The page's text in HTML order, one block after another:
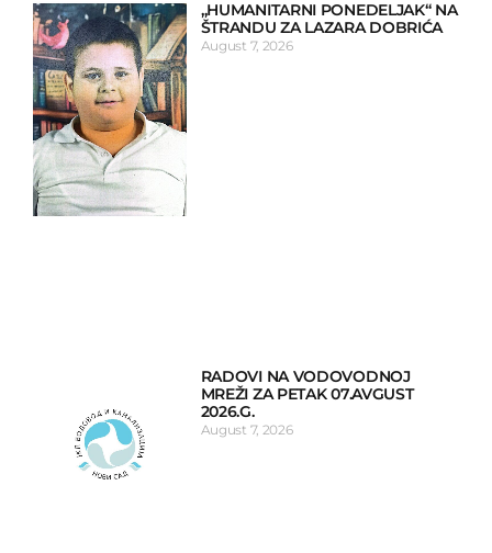
„HUMANITARNI PONEDELJAK“ NA
ŠTRANDU ZA LAZARA DOBRIĆA
August 7, 2026
RADOVI NA VODOVODNOJ
MREŽI ZA PETAK 07.AVGUST
2026.G.
August 7, 2026